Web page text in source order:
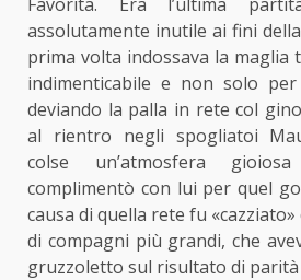
assolutamente inutile ai fini
prima volta indossava la
indimenticabile e non solo
deviando la palla in rete col
al rientro negli spogliatoi
colse un’atmosfera
complimentò con lui per quel
causa di quella rete fu
di compagni più grandi, che
gruzzoletto sul risultato di